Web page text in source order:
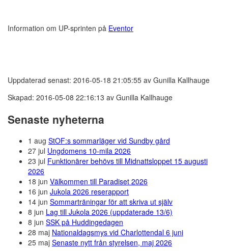
Information om UP-sprinten på Eventor
Uppdaterad senast: 2016-05-18 21:05:55 av Gunilla Kallhauge
Skapad: 2016-05-08 22:16:13 av Gunilla Kallhauge
Senaste nyheterna
1 aug StOF:s sommarläger vid Sundby gård
27 jul Ungdomens 10-mila 2026
23 jul Funktionärer behövs till Midnattsloppet 15 augusti
2026
18 jun Välkommen till Paradiset 2026
16 jun Jukola 2026 reserapport
14 jun Sommarträningar för att skriva ut själv
8 jun Lag till Jukola 2026 (uppdaterade 13/6)
8 jun SSK på Huddingedagen
28 maj Nationaldagsmys vid Charlottendal 6 juni
25 maj Senaste nytt från styrelsen, maj 2026